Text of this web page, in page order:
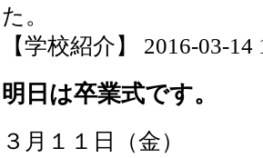
た。
【学校紹介】 2016-03-14
明日は卒業式です。
３月１１日（金）